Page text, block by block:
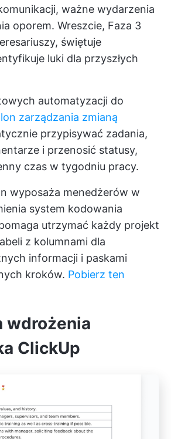
ważne wydarzenia
oporem. Wreszcie, Faza 3
świętuje
luki dla przyszłych
automatyzacji do
zarządzania zmianą
przypisywać zadania,
i przenosić statusy,
czas w tygodniu pracy.
wyposaża menedżerów w
system kodowania
utrzymać każdy projekt
z kolumnami dla
informacji i paskami
kroków. Pobierz ten
wdrożenia
ClickUp